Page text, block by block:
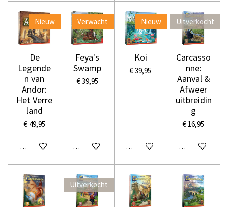
Nieuw
De
Legende
n van
Andor:
Het Verre
land
€ 49,95
In winkelwagen
Verwacht
Feya's
Swamp
€ 39,95
Houd mij op de hoogte
Nieuw
Koi
€ 39,95
In winkelwagen
Uitverkocht
Carcasso
nne:
Aanval &
Afweer
uitbreidin
g
€ 16,95
Houd mij op
Uitverkocht